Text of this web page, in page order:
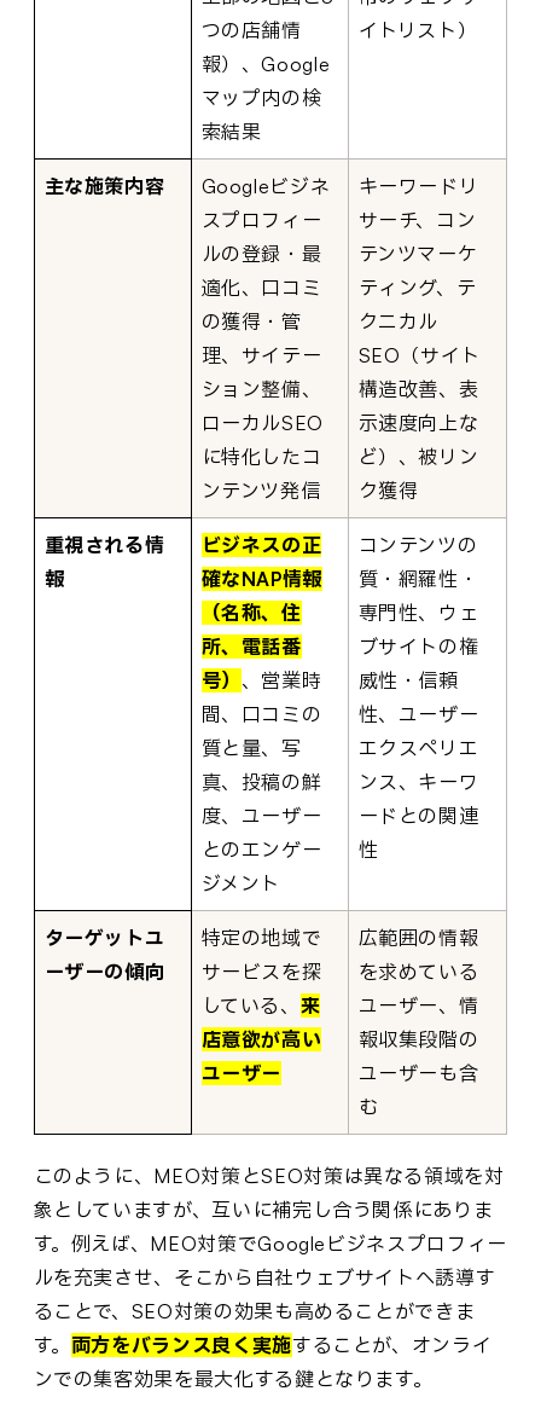
つの店舗情
報）、Google
マップ内の検
索結果
イトリスト）
主な施策内容
Googleビジネ
スプロフィー
ルの登録・最
適化、口コミ
の獲得・管
理、サイテー
ション整備、
ローカルSEO
に特化したコ
ンテンツ発信
キーワードリ
サーチ、コン
テンツマーケ
ティング、テ
クニカル
SEO（サイト
構造改善、表
示速度向上な
ど）、被リン
ク獲得
重視される情
報
ビジネスの正
確なNAP情報
（名称、住
所、電話番
号） 、営業時
間、口コミの
質と量、写
真、投稿の鮮
度、ユーザー
とのエンゲー
ジメント
コンテンツの
質・網羅性・
専門性、ウェ
ブサイトの権
威性・信頼
性、ユーザー
エクスペリエ
ンス、キーワ
ードとの関連
性
ターゲットユ
ーザーの傾向
特定の地域で
サービスを探
している、 来
店意欲が高い
ユーザー
広範囲の情報
を求めている
ユーザー、情
報収集段階の
ユーザーも含
む
このように、MEO対策とSEO対策は異なる領域を対
象としていますが、互いに補完し合う関係にありま
す。例えば、MEO対策でGoogleビジネスプロフィー
ルを充実させ、そこから自社ウェブサイトへ誘導す
ることで、SEO対策の効果も高めることができま
す。 両方をバランス良く実施することが、オンライ
ンでの集客効果を最大化する鍵となります。